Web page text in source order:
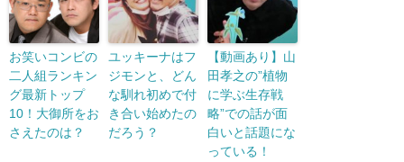
お笑いコンビの
二人組ランキン
グ最新トップ
10！大御所をお
さえたのは？
ユッキーナはフ
ジモンと、どん
な馴れ初めで付
き合い始めたの
だろう？
【動画あり】山
田孝之の”植物
に学ぶ生存戦
略”での話が面
白いと話題にな
っている！